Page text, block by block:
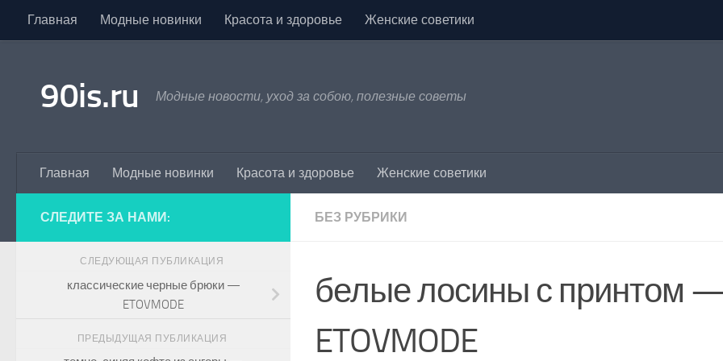
Skip to content
Главная Модные новинки Красота и здоровье Женские советики
90is.ru Модные новости, уход за собою, полезные советы
Главная Модные новинки Красота и здоровье Женские советики
БЕЗ РУБРИКИ
белые лосины с принтом
ETOVMODE
СЛЕДИТЕ ЗА НАМИ:
СЛЕДУЮЩАЯ ПУБЛИКАЦИЯ
классические черные брюки —
ETOVMODE
ПРЕДЫДУЩАЯ ПУБЛИКАЦИЯ